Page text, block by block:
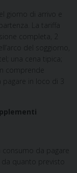
giorno di arrivo e
La tariffa
completa, 2
del soggiorno,
una cena tipica;
comprende
in loco di 3
consumo da pagare
quanto previsto